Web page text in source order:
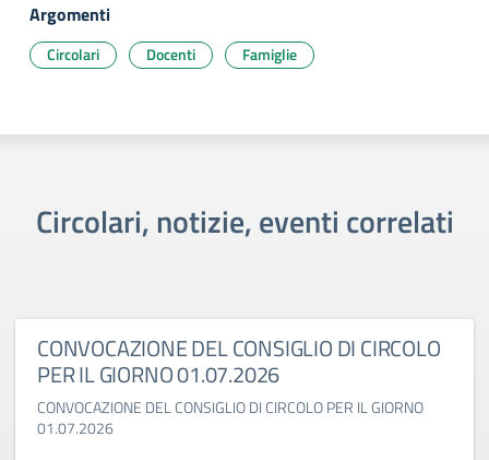
Argomenti
Circolari Docenti Famiglie
Circolari, notizie, eventi correlati
CONVOCAZIONE DEL CONSIGLIO DI CIRCOLO
PER IL GIORNO 01.07.2026
CONVOCAZIONE DEL CONSIGLIO DI CIRCOLO PER IL GIORNO
01.07.2026